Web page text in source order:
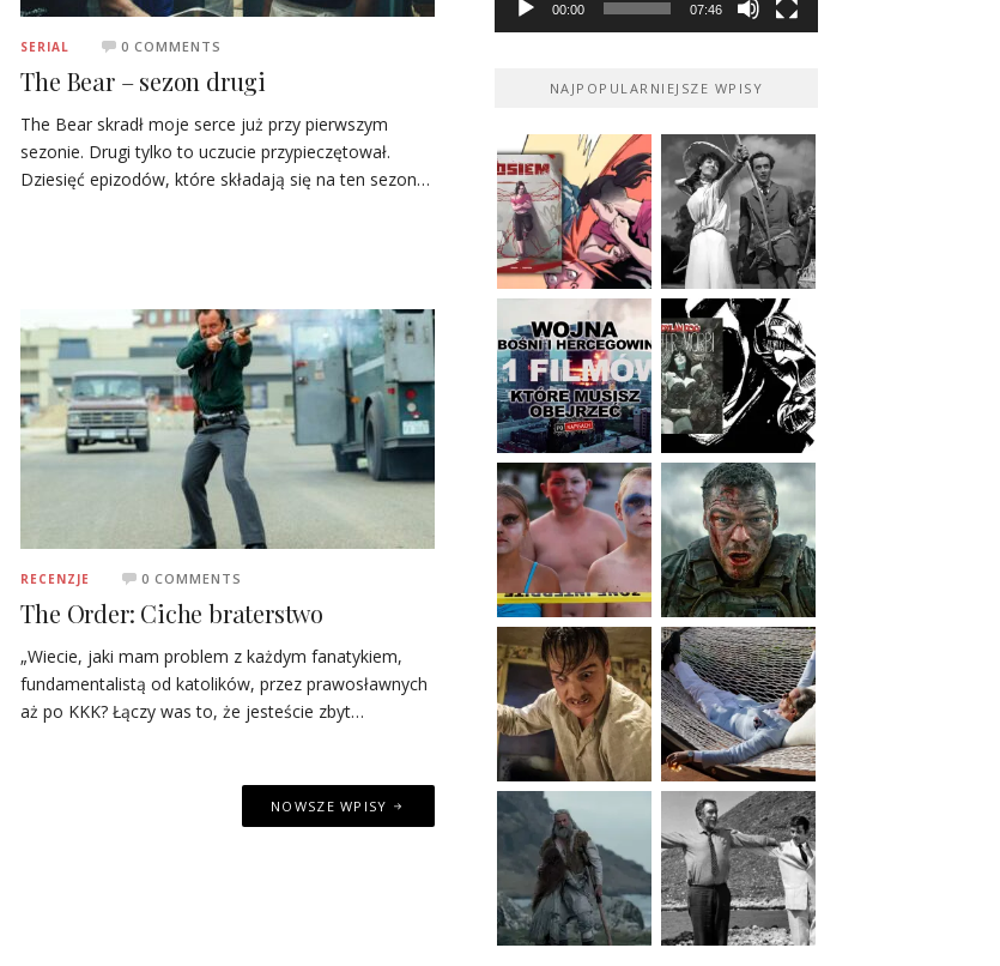
SERIAL 0 COMMENTS
The Bear – sezon drugi
The Bear skradł moje serce już przy pierwszym
sezonie. Drugi tylko to uczucie przypieczętował.
Dziesięć epizodów, które składają się na ten sezon…
RECENZJE 0 COMMENTS
The Order: Ciche braterstwo
„Wiecie, jaki mam problem z każdym fanatykiem,
fundamentalistą od katolików, przez prawosławnych
aż po KKK? Łączy was to, że jesteście zbyt…
NOWSZE WPISY
00:00 07:46
NAJPOPULARNIEJSZE WPISY